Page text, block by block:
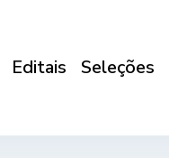
Editais Seleções